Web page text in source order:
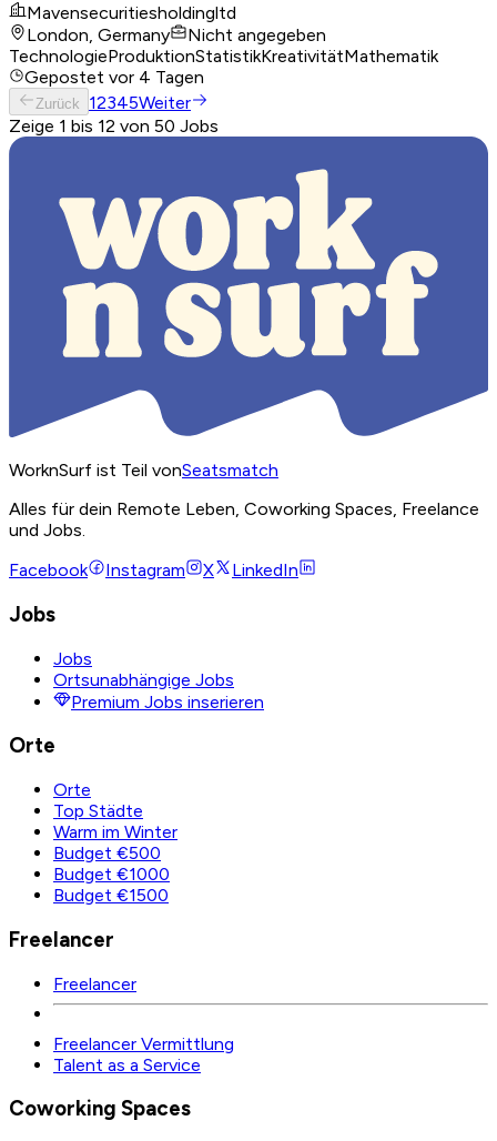
Mavensecuritiesholdingltd
London, Germany
Nicht angegeben
TechnologieProduktionStatistikKreativitätMathematik
Gepostet vor 4 Tagen
Zurück 12345Weiter
Zeige 1 bis 12 von 50 Jobs
WorknSurf ist Teil vonSeatsmatch
Alles für dein Remote Leben, Coworking Spaces, Freelance
und Jobs.
Facebook
Instagram X LinkedIn
Jobs
Jobs
Ortsunabhängige Jobs
Premium Jobs inserieren
Orte
Orte
Top Städte
Warm im Winter
Budget €500
Budget €1000
Budget €1500
Freelancer
Freelancer
Freelancer Vermittlung
Talent as a Service
Coworking Spaces